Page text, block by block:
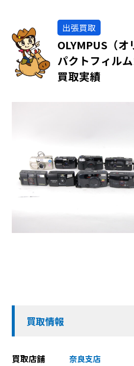
出張買取
OLYMPUS（
パクトフィル
買取実績
買取情報
買取店舗 奈良支店